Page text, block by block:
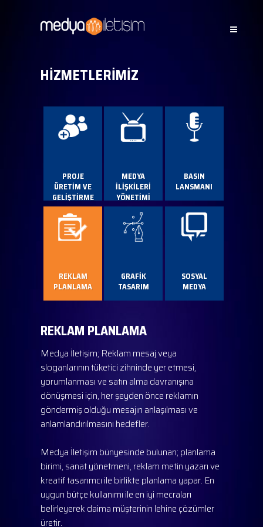
HİZMETLERİMİZ
PROJE
ÜRETİM VE
GELİŞTİRME
MEDYA
İLİŞKİLERİ
YÖNETİMİ
BASIN
LANSMANI
REKLAM
PLANLAMA
GRAFİK
TASARIM
SOSYAL
MEDYA
REKLAM PLANLAMA
Medya İletişim; Reklam mesaj veya
sloganlarının tüketici zihninde yer etmesi,
yorumlanması ve satın alma davranışına
dönüşmesi için, her şeyden önce reklamın
göndermiş olduğu mesajın anlaşılması ve
anlamlandırılmasını hedefler.
Medya İletişim bünyesinde bulunan; planlama
birimi, sanat yönetmeni, reklam metin yazarı ve
kreatif tasarımcı ile birlikte planlama yapar. En
uygun bütçe kullanımı ile en iyi mecraları
belirleyerek daima müşterinin lehine çözümler
üretir.